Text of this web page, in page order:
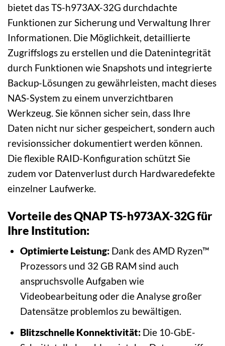
bietet das TS-h973AX-32G durchdachte
Funktionen zur Sicherung und Verwaltung Ihrer
Informationen. Die Möglichkeit, detaillierte
Zugriffslogs zu erstellen und die Datenintegrität
durch Funktionen wie Snapshots und integrierte
Backup-Lösungen zu gewährleisten, macht dieses
NAS-System zu einem unverzichtbaren
Werkzeug. Sie können sicher sein, dass Ihre
Daten nicht nur sicher gespeichert, sondern auch
revisionssicher dokumentiert werden können.
Die flexible RAID-Konfiguration schützt Sie
zudem vor Datenverlust durch Hardwaredefekte
einzelner Laufwerke.
Vorteile des QNAP TS-h973AX-32G für
Ihre Institution:
Optimierte Leistung:Dank des AMD Ryzen™
Prozessors und 32 GB RAM sind auch
anspruchsvolle Aufgaben wie
Videobearbeitung oder die Analyse großer
Datensätze problemlos zu bewältigen.
Blitzschnelle Konnektivität:Die 10-GbE-